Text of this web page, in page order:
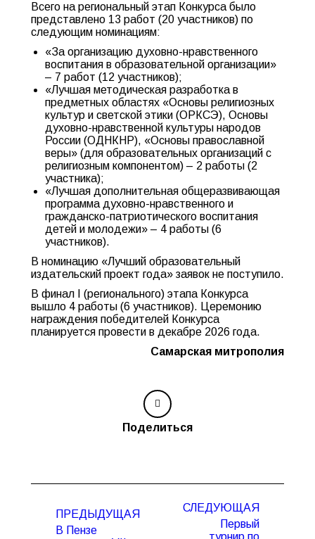
Всего на региональный этап Конкурса было
представлено 13 работ (20 участников) по
следующим номинациям:
«За организацию духовно-нравственного
воспитания в образовательной организации»
– 7 работ (12 участников);
«Лучшая методическая разработка в
предметных областях «Основы религиозных
культур и светской этики (ОРКСЭ), Основы
духовно-нравственной культуры народов
России (ОДНКНР), «Основы православной
веры» (для образовательных организаций с
религиозным компонентом) – 2 работы (2
участника);
«Лучшая дополнительная общеразвивающая
программа духовно-нравственного и
гражданско-патриотического воспитания
детей и молодежи» – 4 работы (6
участников).
В номинацию «Лучший образовательный
издательский проект года» заявок не поступило.
В финал I (регионального) этапа Конкурса
вышло 4 работы (6 участников). Церемонию
награждения победителей Конкурса
планируется провести в декабре 2026 года.
Самарская митрополия
Поделиться
записям
ПРЕДЫДУЩАЯ
В Пензе
СЛЕДУЮЩАЯ
Первый
турнир по